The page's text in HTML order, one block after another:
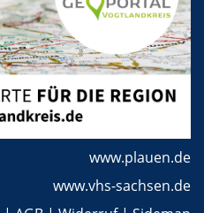
www.plauen.de
www.vhs-sachsen.de